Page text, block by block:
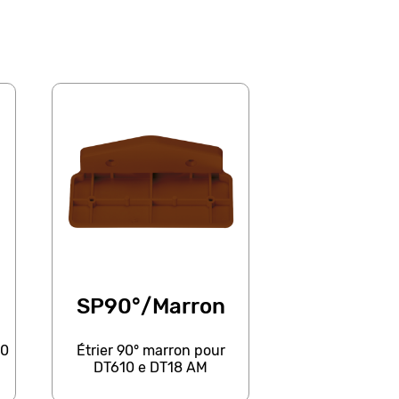
SP90°/Marron
Étrier 90° marron pour
DT610 e DT18 AM